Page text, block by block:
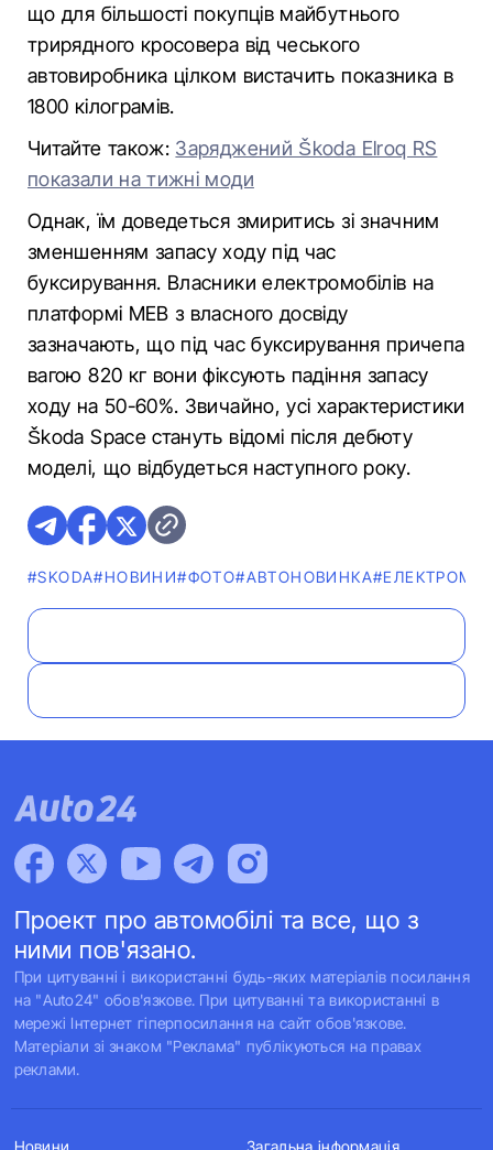
що для більшості покупців майбутнього
трирядного кросовера від чеського
автовиробника цілком вистачить показника в
1800 кілограмів.
Читайте також: Заряджений Škoda Elroq RS
показали на тижні моди
Однак, їм доведеться змиритись зі значним
зменшенням запасу ходу під час
буксирування. Власники електромобілів на
платформі MEB з власного досвіду
зазначають, що під час буксирування причепа
вагою 820 кг вони фіксують падіння запасу
ходу на 50-60%. Звичайно, усі характеристики
Škoda Space стануть відомі після дебюту
моделі, що відбудеться наступного року.
#SKODA#НОВИНИ#ФОТО#АВТОНОВИНКА
Проект про автомобілі та все, що з
ними пов'язано.
При цитуванні і використанні будь-яких матеріалів посилання
на "Auto24" обов'язкове. При цитуванні та використанні в
мережі Інтернет гіперпосилання на сайт обов'язкове.
Матеріали зі знаком "Реклама" публікуються на правах
реклами.
Новини Загальна інформація